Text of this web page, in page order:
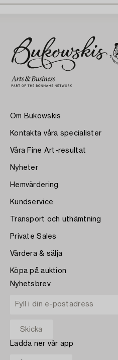
Om Bukowskis
Kontakta våra specialister
Våra Fine Art-resultat
Nyheter
Hemvärdering
Kundservice
Transport och uthämtning
Private Sales
Värdera & sälja
Köpa på auktion
Nyhetsbrev
Ladda ner vår app